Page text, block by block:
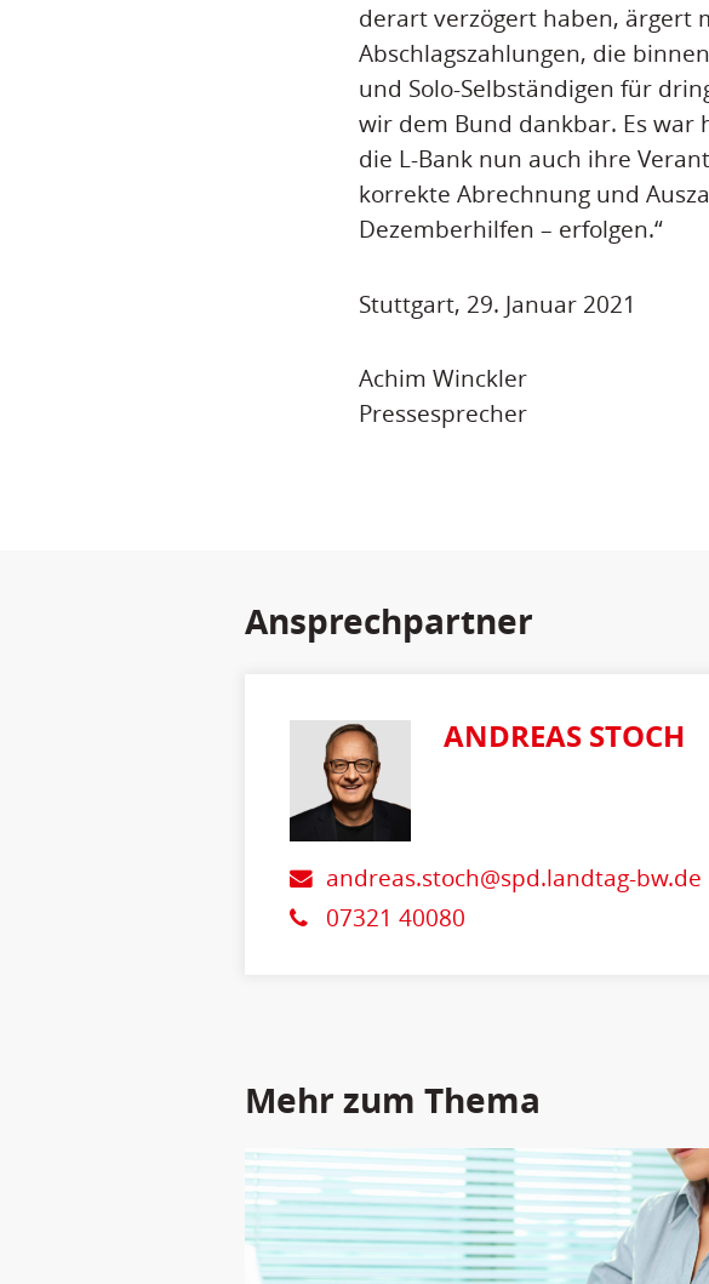
derart verzögert haben, ärgert
Abschlagszahlungen, die
und Solo-Selbständigen für
wir dem Bund dankbar. Es war
die L-Bank nun auch ihre
korrekte Abrechnung und
Dezemberhilfen – erfolgen.“
Stuttgart, 29. Januar 2021
Achim Winckler
Pressesprecher
Ansprechpartner
ANDREAS STOCH
andreas.stoch@spd.landtag-bw.de
07321 40080
Mehr zum Thema